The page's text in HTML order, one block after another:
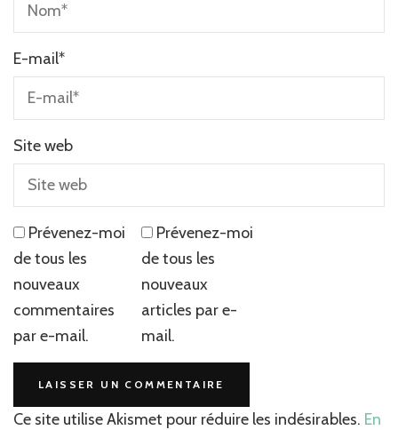
E-mail*
Site web
Prévenez-moi
de tous les
nouveaux
commentaires
par e-mail.
Prévenez-moi
de tous les
nouveaux
articles par e-
mail.
Ce site utilise Akismet pour réduire les indésirables. En